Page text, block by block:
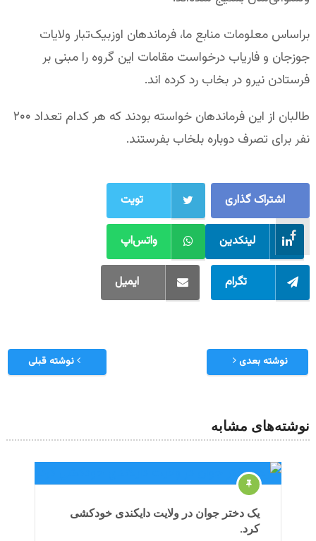
براساس معلومات منابع ما، فرماندهان اوزبیک‌تبار ولایات
جوزجان و فاریاب درخواست مقامات این گروه را مبنی بر
فرستادن نیرو در بخاب رد کرده اند.
طالبان از این فرماندهان خواسته بودند که هر کدام تعداد ۲۰۰
نفر برای تصرف دوباره بلخاب بفرستند.
اشتراک گذاری تویت
لینکدین واتس‌اپ
تگرام ایمیل
نوشته قبلی نوشته بعدی
نوشته‌های مشابه
یک دختر جوان در ولایت دایکندی خودکشی
کرد.